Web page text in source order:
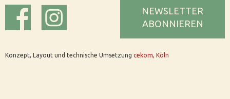
Konzept, Layout und technische Umsetzung cekom, Köln
NEWSLETTER
ABONNIEREN